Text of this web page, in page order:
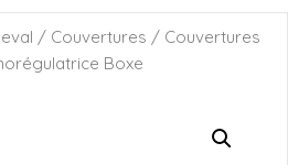
/ Couvertures / Couvertures
Boxe